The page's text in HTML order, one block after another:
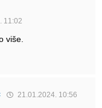
11:02
više.
21.01.2024. 10:56